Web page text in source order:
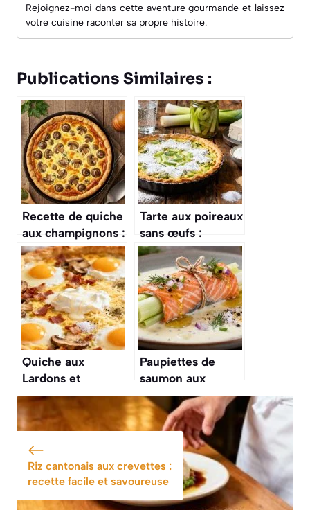
Rejoignez-moi dans cette aventure gourmande et laissez
votre cuisine raconter sa propre histoire.
Publications Similaires :
Recette de quiche
aux champignons :
savoureuse et
facile
Tarte aux poireaux
sans œufs :
recette facile et
savoureuse
Quiche aux
Lardons et
Champignons :
recette
Savoureuse et
Facile
Paupiettes de
saumon aux
poireaux : recette
savoureuse et
facile
Riz cantonais aux crevettes :
recette facile et savoureuse